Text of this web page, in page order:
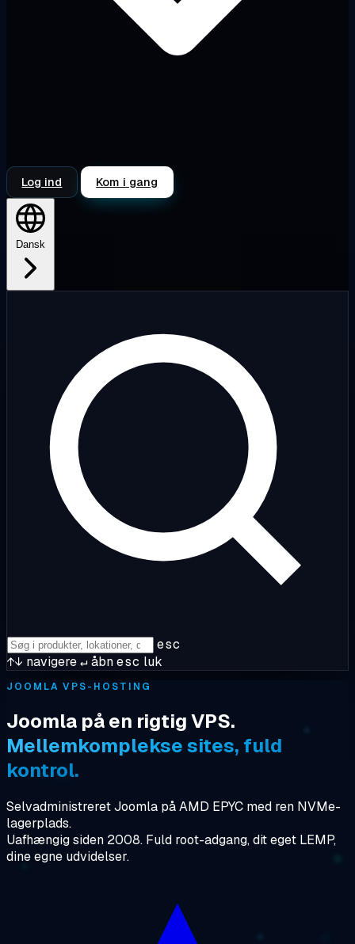
Log ind Kom i gang
Dansk
esc
↑↓ navigere↵åbnesc luk
JOOMLA VPS-HOSTING
Joomla på en rigtig VPS.
Mellemkomplekse sites, fuld
kontrol.
Selvadministreret Joomla på AMD EPYC med ren NVMe-
lagerplads.
Uafhængig siden 2008. Fuld root-adgang, dit eget LEMP,
dine egne udvidelser.